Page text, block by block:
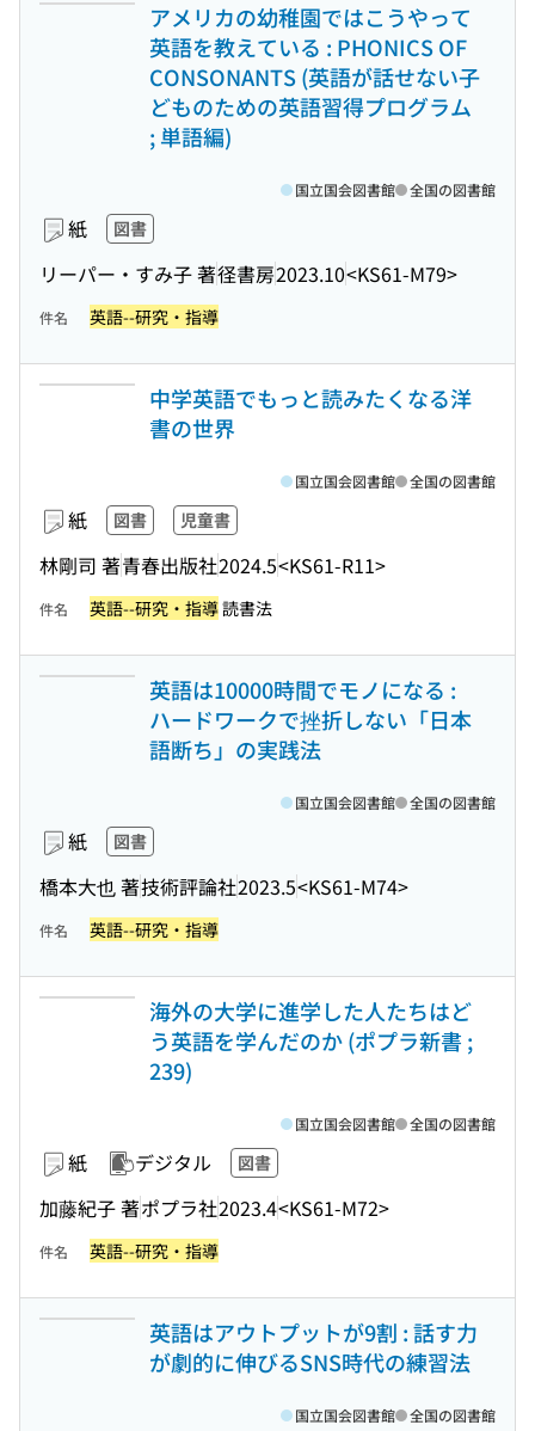
アメリカの幼稚園ではこうやって
英語を教えている : PHONICS OF
CONSONANTS (英語が話せない子
どものための英語習得プログラム
; 単語編)
紙 図書
リーパー・すみ子 著径書房2023.10<KS61-M79>
国立国会図書館 全国の図書館
件名 英語--研究・指導
中学英語でもっと読みたくなる洋
書の世界
紙 図書 児童書
林剛司 著青春出版社2024.5<KS61-R11>
国立国会図書館 全国の図書館
件名 英語--研究・指導読書法
英語は10000時間でモノになる :
ハードワークで挫折しない「日本
語断ち」の実践法
紙 図書
橋本大也 著技術評論社2023.5<KS61-M74>
国立国会図書館 全国の図書館
件名 英語--研究・指導
海外の大学に進学した人たちはど
う英語を学んだのか (ポプラ新書 ;
239)
紙 デジタル 図書
加藤紀子 著ポプラ社2023.4<KS61-M72>
国立国会図書館 全国の図書館
件名 英語--研究・指導
英語はアウトプットが9割 : 話す力
が劇的に伸びるSNS時代の練習法
国立国会図書館 全国の図書館